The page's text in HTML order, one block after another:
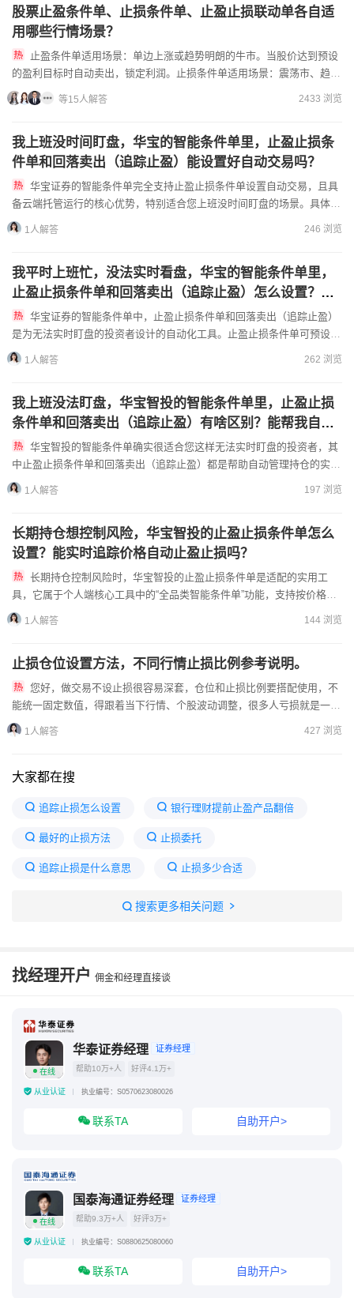
股票止盈条件单、止损条件单、止盈止损联动单各自适
用哪些行情场景？
的盈利目标时自动卖出，锁定利润。止损条件单适用场景：震荡市、趋势
不明朗或个股突发利空。用于控制亏损幅度，在股价跌破关键支撑位...
等15人解答 2433 浏览
我上班没时间盯盘，华宝的智能条件单里，止盈止损条
件单和回落卖出（追踪止盈）能设置好自动交易吗？
备云端托管运行的核心优势，特别适合您上班没时间盯盘的场景。具体来
说，您可以在华宝智投APP7.0或PC终端中，根据自己的持仓...
1人解答 246 浏览
我平时上班忙，没法实时看盘，华宝的智能条件单里，
止盈止损条件单和回落卖出（追踪止盈）怎么设置？能
帮我控制最大亏损吗？
是为无法实时盯盘的投资者设计的自动化工具。止盈止损条件单可预设具
体价格或涨跌幅阈值，当股价达到设定的止盈价时自动卖出锁定收益...
1人解答 262 浏览
我上班没法盯盘，华宝智投的智能条件单里，止盈止损
条件单和回落卖出（追踪止盈）有啥区别？能帮我自动
锁定收益不？
中止盈止损条件单和回落卖出（追踪止盈）都是帮助自动管理持仓的实用
工具，核心区别主要体现在触发逻辑和适用场景上，不过具体细节您...
1人解答 197 浏览
长期持仓想控制风险，华宝智投的止盈止损条件单怎么
设置？能实时追踪价格自动止盈止损吗？
具，它属于个人端核心工具中的“全品类智能条件单”功能，支持按价格或
涨跌幅灵活设置触发条件。设置路径上，你可在华宝智投APP7....
1人解答 144 浏览
止损仓位设置方法，不同行情止损比例参考说明。
能统一固定数值，得跟着当下行情、个股波动调整，很多人亏损就是一刀
切设置止损，忽略市场环境差异。（1）仓位配套止损计算逻辑。先...
1人解答 427 浏览
大家都在搜
追踪止损怎么设置 银行理财提前止盈产品翻倍
最好的止损方法 止损委托
追踪止损是什么意思 止损多少合适
动态追踪止损设置多少个点
搜索更多相关问题
找经理开户 佣金和经理直接谈
在线
华泰证券经理 证券经理
帮助10万+人 好评4.1万+
从业认证 执业编号：S0570623080026
联系TA 自助开户>
在线
国泰海通证券经理 证券经理
帮助9.3万+人 好评3万+
从业认证 执业编号：S0880625080060
联系TA 自助开户>